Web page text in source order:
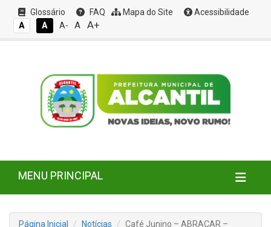
Glossário FAQ Mapa do Site
Acessibilidade
A
A A- A A+
MENU PRINCIPAL
Página Inicial Notícias Café Junino – ABRAÇAR –